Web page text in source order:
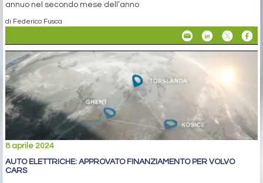
annuo nel secondo mese dell’anno
di Federico Fusca
8 aprile 2024
AUTO ELETTRICHE: APPROVATO FINANZIAMENTO PER VOLVO
CARS